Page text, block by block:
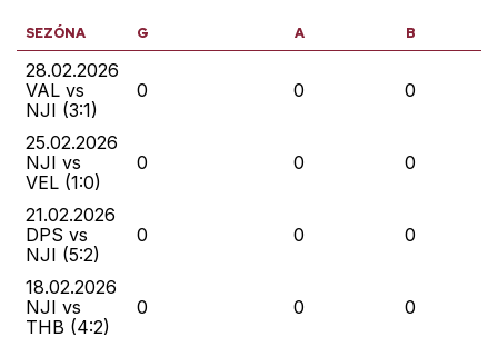
SEZÓNA G A B
28.02.2026
VAL vs
NJI (3:1)
0 0 0
25.02.2026
NJI vs
VEL (1:0)
0 0 0
21.02.2026
DPS vs
NJI (5:2)
0 0 0
18.02.2026
NJI vs
THB (4:2)
0 0 0